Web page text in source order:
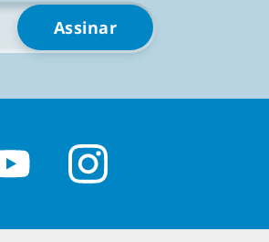
seu café da
procurados